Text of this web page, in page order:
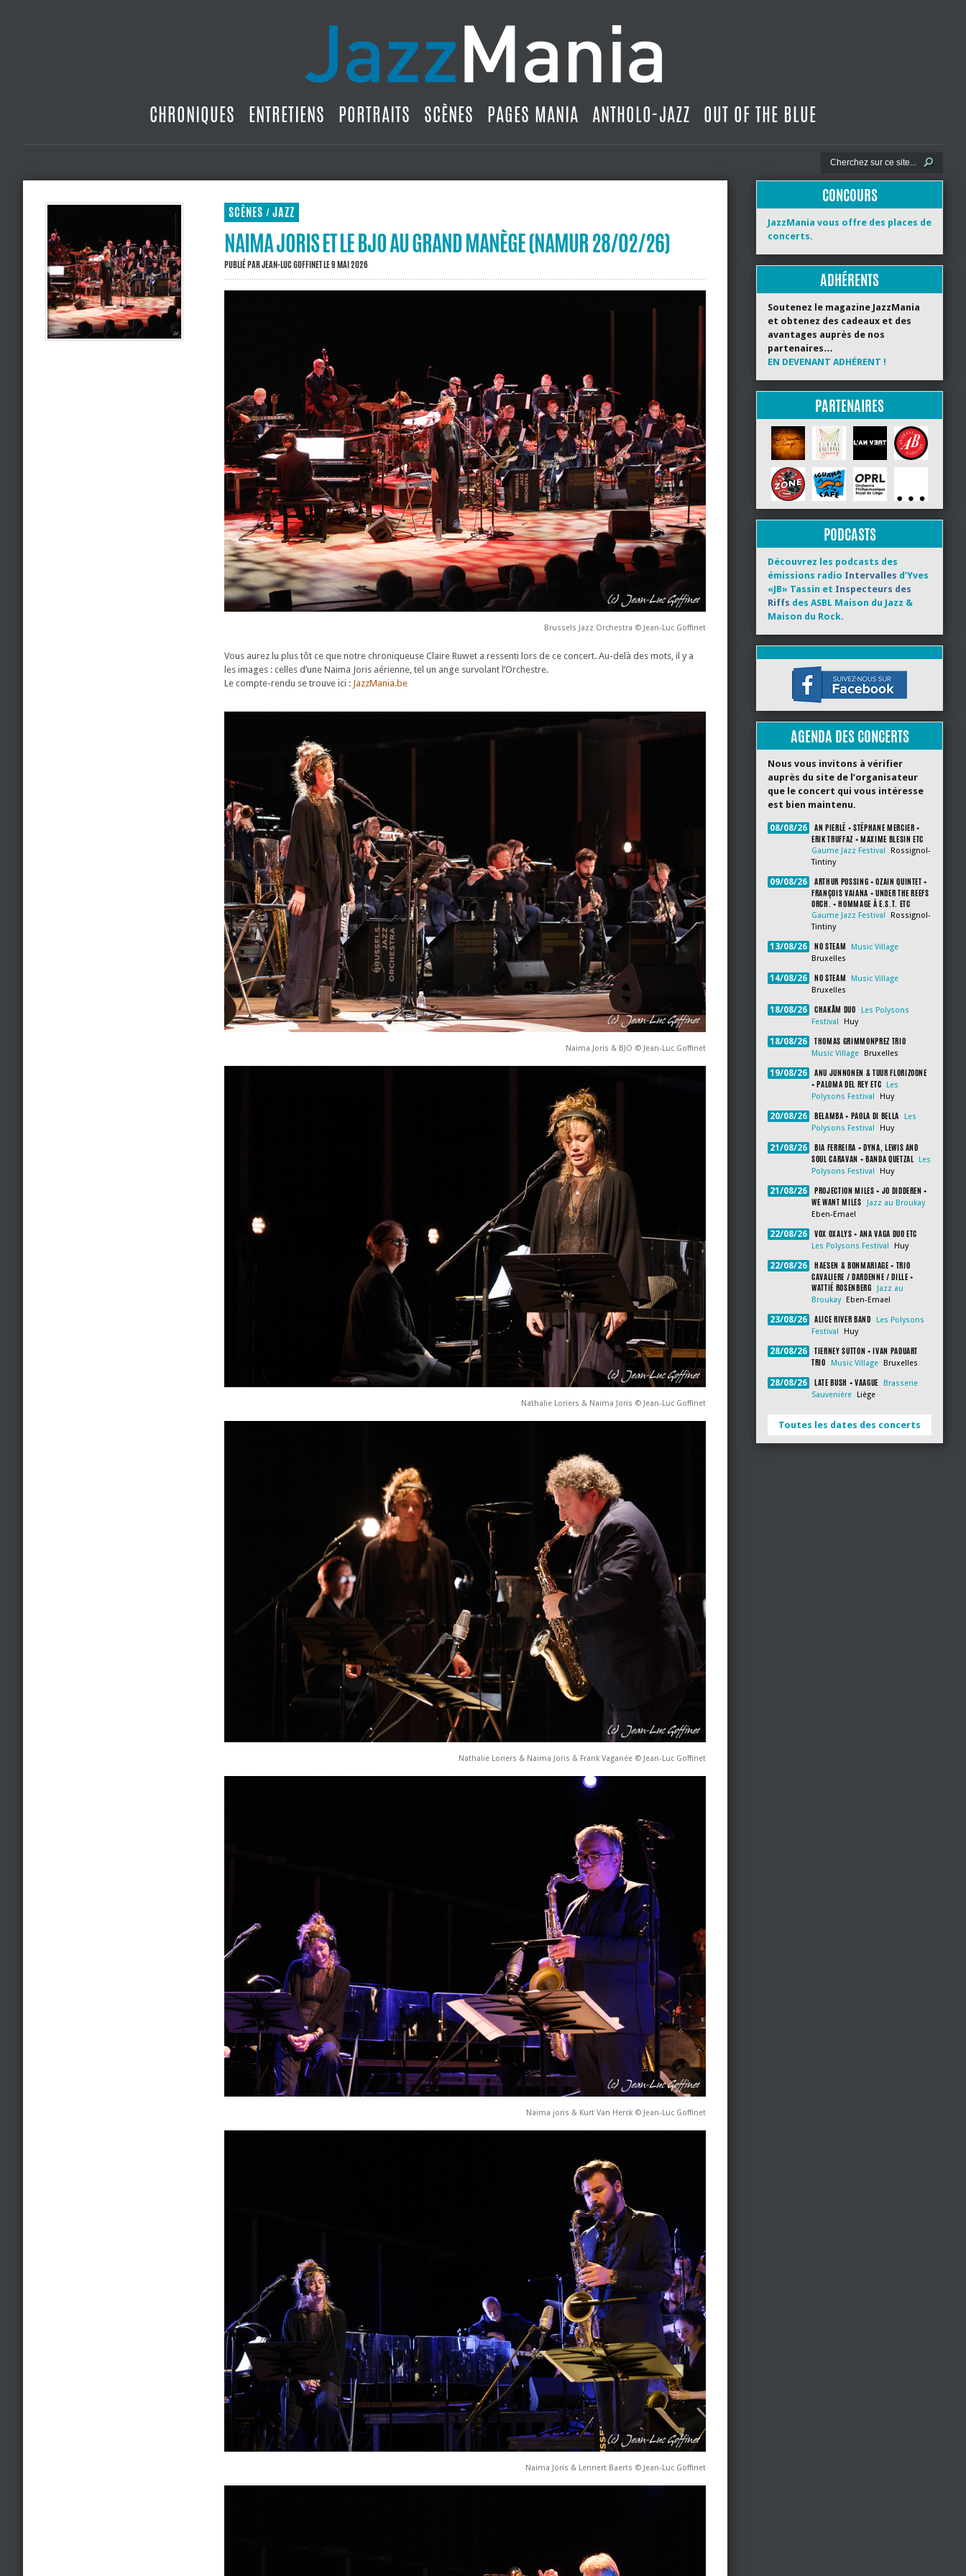
CHRONIQUES ENTRETIENS PORTRAITS SCÈNES PAGES MANIA ANTHOLO-JAZZ OUT OF THE BLUE
SCÈNES / JAZZ
NAIMA JORIS ET LE BJO AU GRAND MANÈGE (NAMUR 28/02/26)
PUBLIÉ PARJEAN-LUC GOFFINETLE 9 MAI 2026
Brussels Jazz Orchestra © Jean-Luc Goffinet
Vous aurez lu plus tôt ce que notre chroniqueuse Claire Ruwet a ressenti lors de ce concert. Au-delà des mots, il y a
les images : celles d’une Naima Joris aérienne, tel un ange survolant l’Orchestre.
Le compte-rendu se trouve ici : JazzMania.be
Naima Joris & BJO © Jean-Luc Goffinet
Nathalie Loriers & Naima Joris © Jean-Luc Goffinet
Nathalie Loriers & Naima Joris & Frank Vaganée © Jean-Luc Goffinet
Naima joris & Kurt Van Herck © Jean-Luc Goffinet
Naima Joris & Lennert Baerts © Jean-Luc Goffinet
CONCOURS
JazzMania vous offre des places de
concerts.
ADHÉRENTS
Soutenez le magazine JazzMania
et obtenez des cadeaux et des
avantages auprès de nos
partenaires…
EN DEVENANT ADHÉRENT !
PARTENAIRES
PODCASTS
Découvrez les podcasts des
émissions radio Intervalles d’Yves
«JB» Tassin et Inspecteurs des
Riffs des ASBL Maison du Jazz &
Maison du Rock.
AGENDA DES CONCERTS
Nous vous invitons à vérifier
auprès du site de l’organisateur
que le concert qui vous intéresse
est bien maintenu.
08/08/26
AN PIERLÉ + STÉPHANE MERCIER +
ERIK TRUFFAZ + MAXIME BLESIN ETC
Gaume Jazz Festival
Rossignol-
Tintiny
09/08/26
ARTHUR POSSING + OZAIN QUINTET +
FRANÇOIS VAIANA + UNDER THE REEFS
ORCH. + HOMMAGE À E.S.T. ETC
Gaume Jazz Festival
Rossignol-
Tintiny
13/08/26 NO STEAM
Music Village
Bruxelles
14/08/26 NO STEAM
Music Village
Bruxelles
18/08/26 CHAKÂM DUO
Les Polysons
Festival
Huy
18/08/26 THOMAS GRIMMONPREZ TRIO
Music Village Bruxelles
19/08/26
ANU JUNNONEN & TUUR FLORIZOONE
+ PALOMA DEL REY ETC
Les
Polysons Festival
Huy
20/08/26 BELAMBA + PAOLA DI BELLA
Les
Polysons Festival
Huy
21/08/26
BIA FERREIRA + DYNA, LEWIS AND
SOUL CARAVAN + BANDA QUETZAL
Les
Polysons Festival
Huy
21/08/26
PROJECTION MILES + JO DIDDEREN +
WE WANT MILES
Jazz au Broukay
Eben-Emael
22/08/26 VOX OXALYS + ANA VAGA DUO ETC
Les Polysons Festival Huy
22/08/26
HAESEN & BONMARIAGE + TRIO
CAVALIERE / DARDENNE / DILLE +
WATTIÉ ROSENBERG
Jazz au
Broukay
Eben-Emael
23/08/26 ALICE RIVER BAND
Les Polysons
Festival
Huy
28/08/26
TIERNEY SUTTON + IVAN PADUART
TRIO
Music Village Bruxelles
28/08/26 LATE BUSH + VAAGUE
Brasserie
Sauvenière
Liège
Toutes les dates des concerts